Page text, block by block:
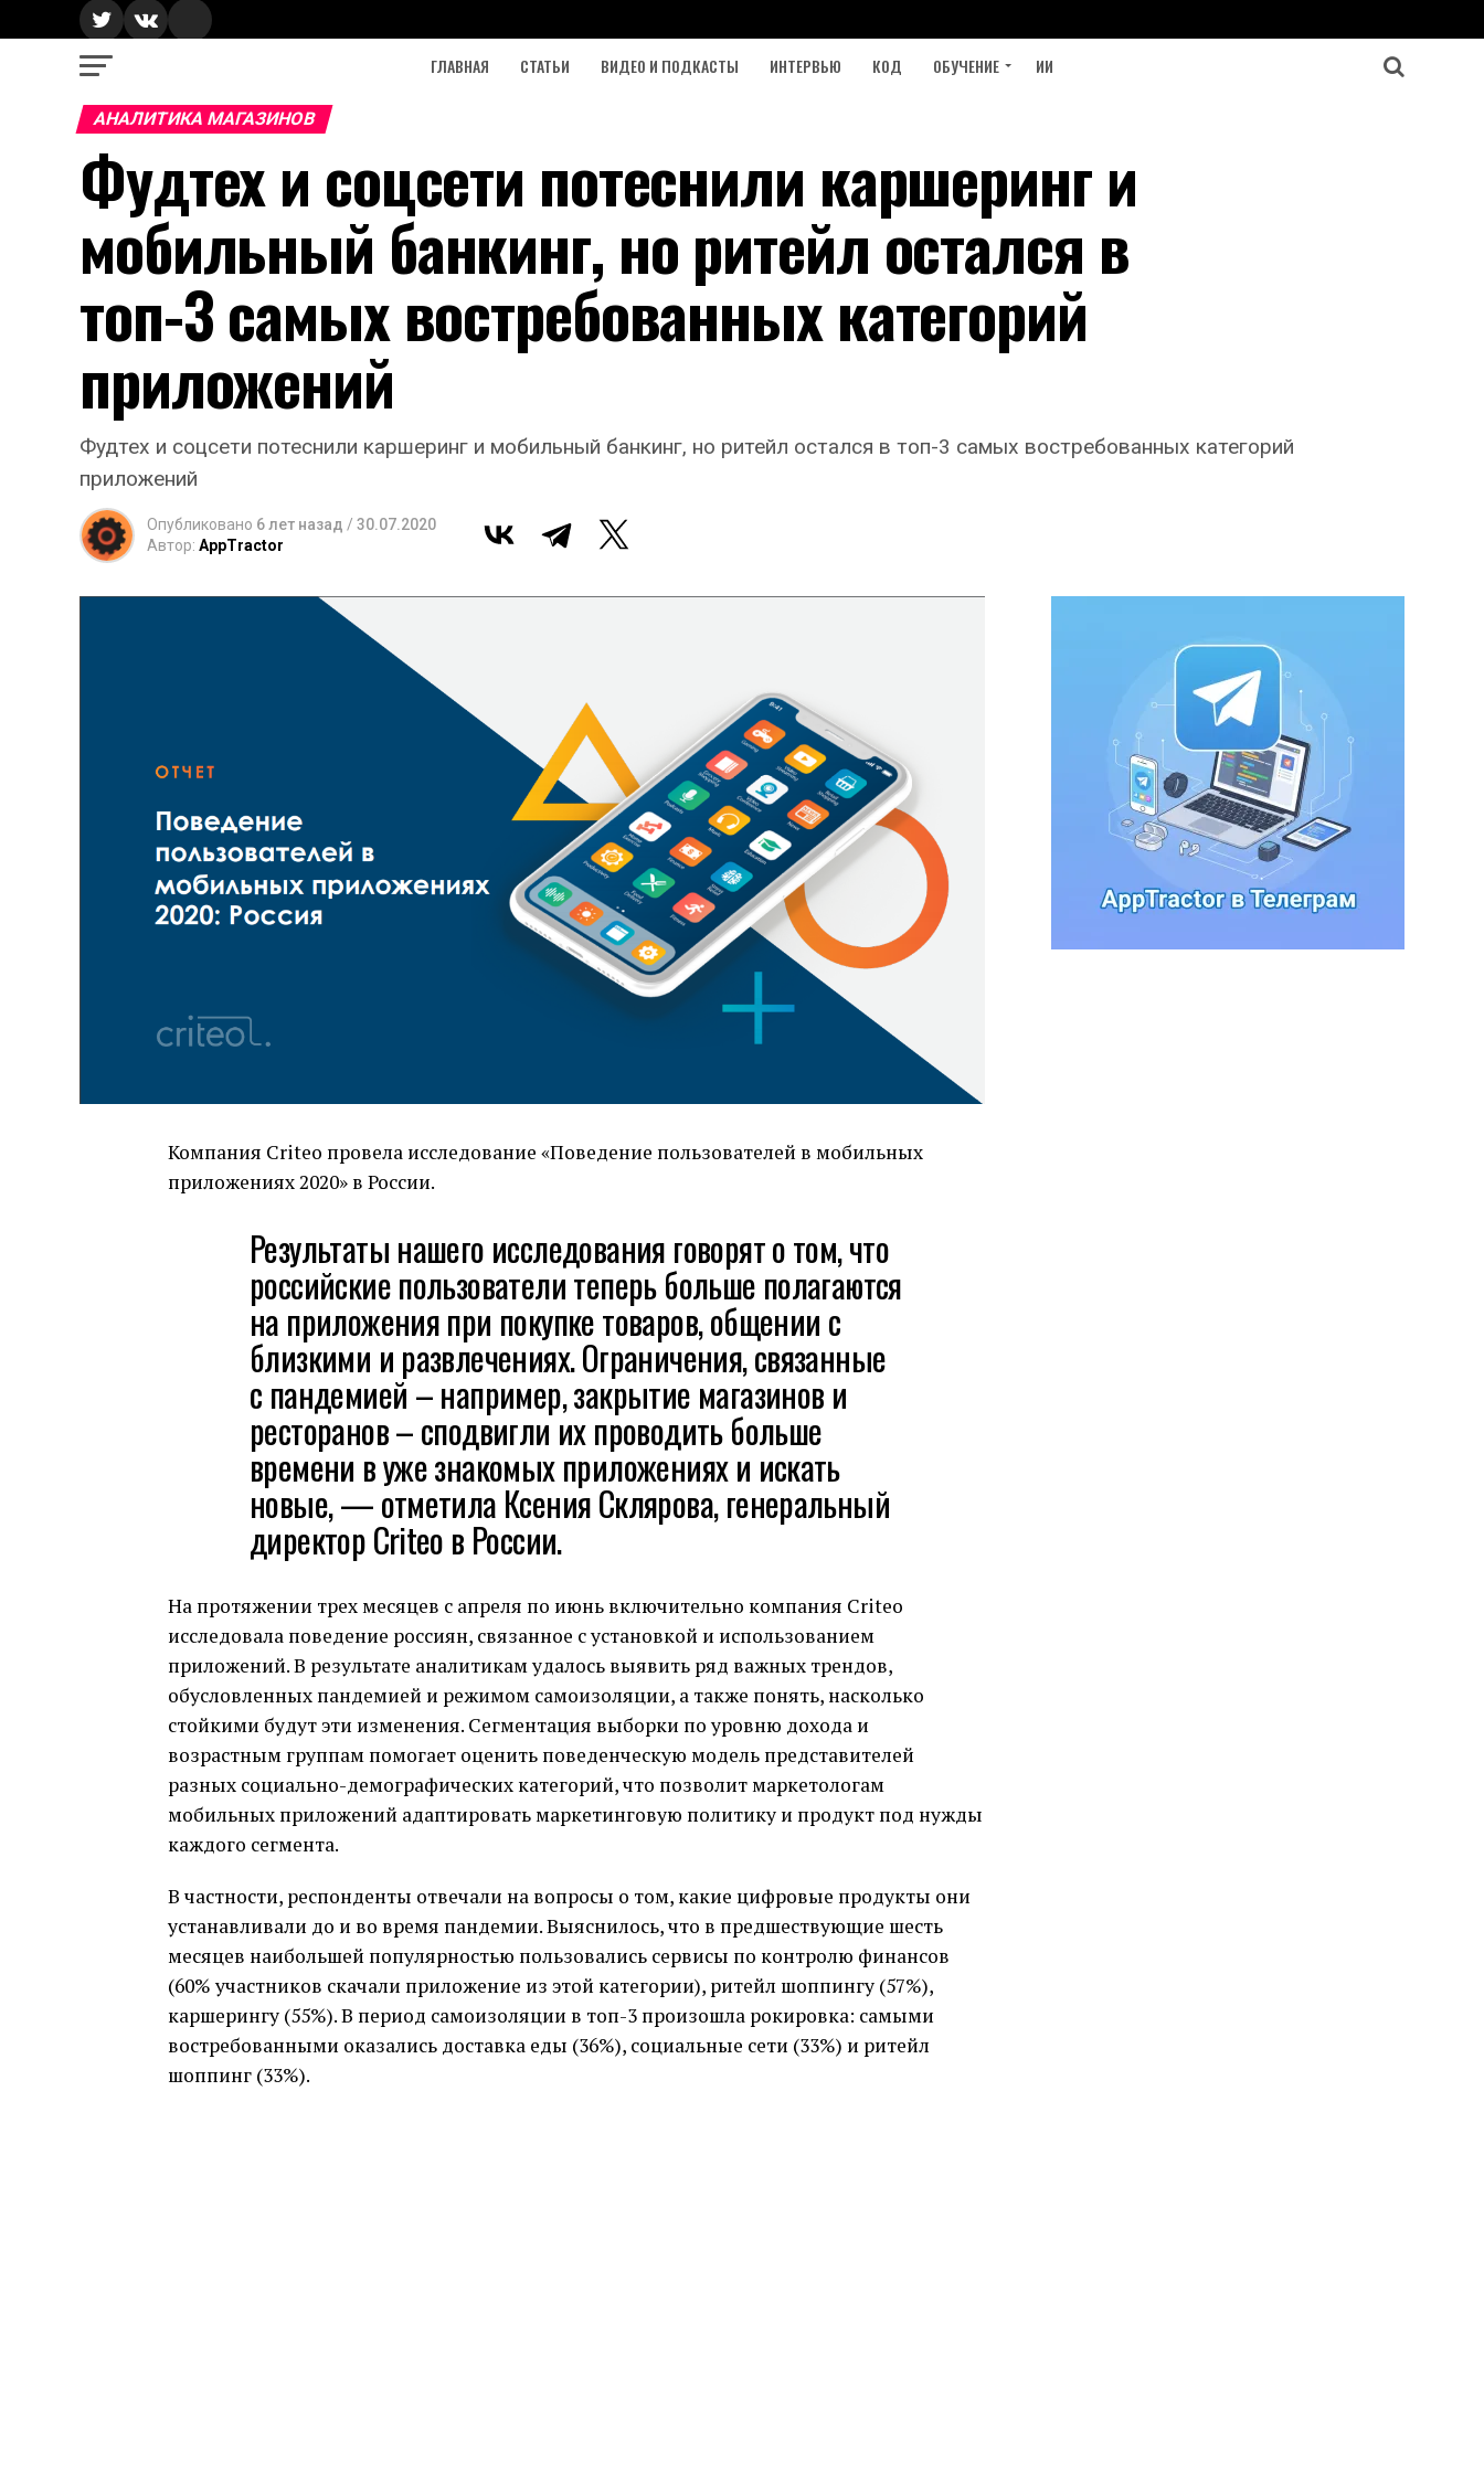
ГЛАВНАЯ СТАТЬИ ВИДЕО И ПОДКАСТЫ ИНТЕРВЬЮ КОД ОБУЧЕНИЕ ИИ
АНАЛИТИКА МАГАЗИНОВ
Фудтех и соцсети потеснили каршеринг и
мобильный банкинг, но ритейл остался в
топ-3 самых востребованных категорий
приложений
Фудтех и соцсети потеснили каршеринг и мобильный банкинг, но ритейл остался в топ-3 самых востребованных категорий
приложений
Опубликовано 6 лет назад / 30.07.2020
Автор: AppTractor
Компания Criteo провела исследование «Поведение пользователей в мобильных
приложениях 2020» в России.
Результаты нашего исследования говорят о том, что
российские пользователи теперь больше полагаются
на приложения при покупке товаров, общении с
близкими и развлечениях. Ограничения, связанные
с пандемией – например, закрытие магазинов и
ресторанов – сподвигли их проводить больше
времени в уже знакомых приложениях и искать
новые, — отметила Ксения Склярова, генеральный
директор Criteo в России.
На протяжении трех месяцев с апреля по июнь включительно компания Criteo
исследовала поведение россиян, связанное с установкой и использованием
приложений. В результате аналитикам удалось выявить ряд важных трендов,
обусловленных пандемией и режимом самоизоляции, а также понять, насколько
стойкими будут эти изменения. Сегментация выборки по уровню дохода и
возрастным группам помогает оценить поведенческую модель представителей
разных социально-демографических категорий, что позволит маркетологам
мобильных приложений адаптировать маркетинговую политику и продукт под нужды
каждого сегмента.
В частности, респонденты отвечали на вопросы о том, какие цифровые продукты они
устанавливали до и во время пандемии. Выяснилось, что в предшествующие шесть
месяцев наибольшей популярностью пользовались сервисы по контролю финансов
(60% участников скачали приложение из этой категории), ритейл шоппингу (57%),
каршерингу (55%). В период самоизоляции в топ-3 произошла рокировка: самыми
востребованными оказались доставка еды (36%), социальные сети (33%) и ритейл
шоппинг (33%).